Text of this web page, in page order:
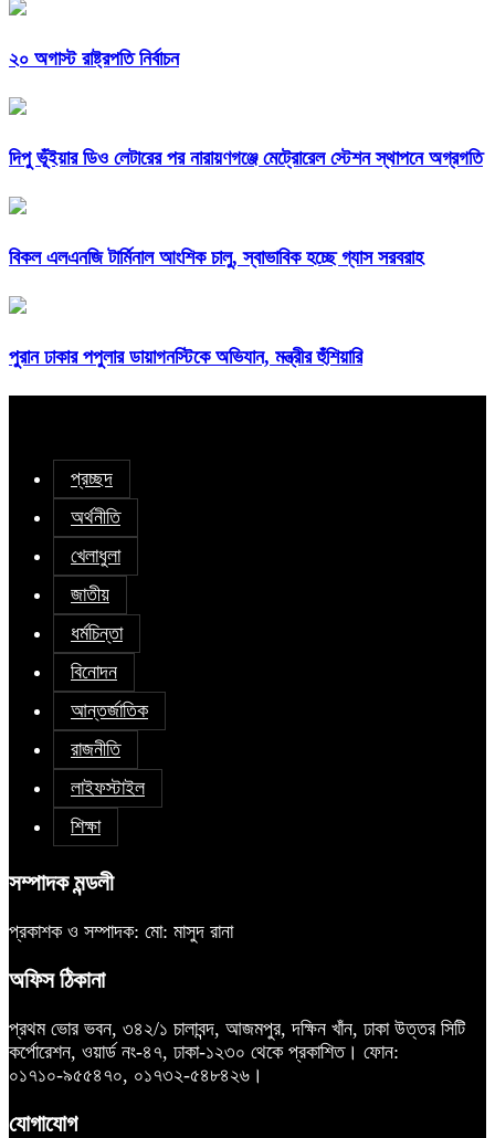
২০ অগাস্ট রাষ্ট্রপতি নির্বাচন
দিপু ভূঁইয়ার ডিও লেটারের পর নারায়ণগঞ্জে মেট্রোরেল স্টেশন স্থাপনে অগ্রগতি
বিকল এলএনজি টার্মিনাল আংশিক চালু, স্বাভাবিক হচ্ছে গ্যাস সরবরাহ
পুরান ঢাকার পপুলার ডায়াগনস্টিকে অভিযান, মন্ত্রীর হুঁশিয়ারি
প্রচ্ছদ
অর্থনীতি
খেলাধুলা
জাতীয়
ধর্মচিন্তা
বিনোদন
আন্তর্জাতিক
রাজনীতি
লাইফস্টাইল
শিক্ষা
সম্পাদক মন্ডলী
প্রকাশক ও সম্পাদক: মো: মাসুদ রানা
অফিস ঠিকানা
প্রথম ভোর ভবন, ৩৪২/১ চালাবন্দ, আজমপুর, দক্ষিন খাঁন, ঢাকা উত্তর সিটি
কর্পোরেশন, ওয়ার্ড নং-৪৭, ঢাকা-১২৩০ থেকে প্রকাশিত। ফোন:
০১৭১০-৯৫৫৪৭০, ০১৭৩২-৫৪৮৪২৬।
যোগাযোগ